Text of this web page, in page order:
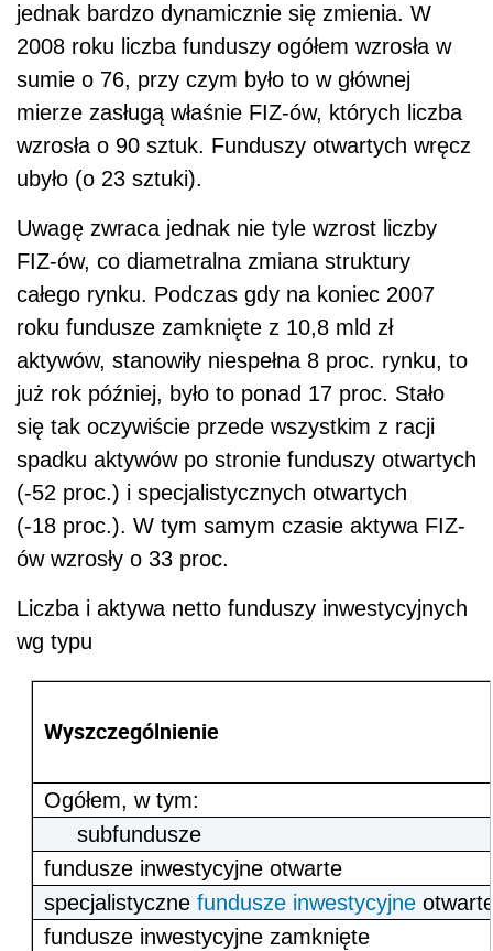
jednak bardzo dynamicznie się zmienia. W
2008 roku liczba funduszy ogółem wzrosła w
sumie o 76, przy czym było to w głównej
mierze zasługą właśnie FIZ-ów, których liczba
wzrosła o 90 sztuk. Funduszy otwartych wręcz
ubyło (o 23 sztuki).
Uwagę zwraca jednak nie tyle wzrost liczby
FIZ-ów, co diametralna zmiana struktury
całego rynku. Podczas gdy na koniec 2007
roku fundusze zamknięte z 10,8 mld zł
aktywów, stanowiły niespełna 8 proc. rynku, to
już rok później, było to ponad 17 proc. Stało
się tak oczywiście przede wszystkim z racji
spadku aktywów po stronie funduszy otwartych
(-52 proc.) i specjalistycznych otwartych
(-18 proc.). W tym samym czasie aktywa FIZ-
ów wzrosły o 33 proc.
Liczba i aktywa netto funduszy inwestycyjnych
wg typu
Wyszczególnienie
Ogółem, w tym:
subfundusze
fundusze inwestycyjne otwarte
specjalistyczne fundusze inwestycyjne
fundusze inwestycyjne zamknięte